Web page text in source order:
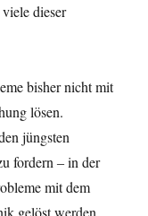
dieser
bisher nicht mit
lösen.
jüngsten
fordern ‒ in der
mit dem
gelöst werden.